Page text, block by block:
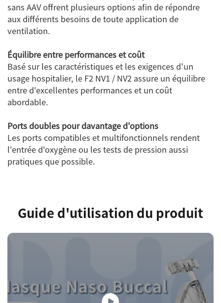
sans AAV offrent plusieurs options afin de répondre
aux différents besoins de toute application de
ventilation.
Équilibre entre performances et coût
Basé sur les caractéristiques et les exigences d'un
usage hospitalier, le F2 NV1 / NV2 assure un équilibre
entre d'excellentes performances et un coût
abordable.
Ports doubles pour davantage d'options
Les ports compatibles et multifonctionnels rendent
l'entrée d'oxygène ou les tests de pression aussi
pratiques que possible.
Guide d'utilisation du produit